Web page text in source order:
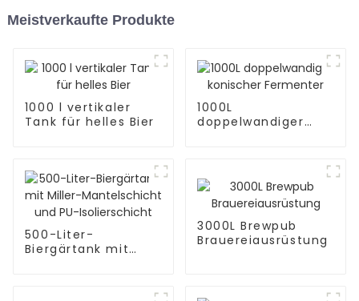
Meistverkaufte Produkte
1000 l vertikaler
Tank für helles Bier
1000L
doppelwandiger
500-Liter-
Biergärtank mit
3000L Brewpub
Brauereiausrüstung